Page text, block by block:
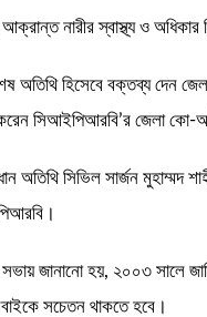
আক্রান্ত নারীর স্বাস্থ্য ও
অতিথি হিসেবে বক্তব্য দেন
সিআইপিআরবি’র জেলা কো-
অতিথি সিভিল সার্জন মুহাম্মদ
জানানো হয়, ২০০৩ সালে
সচেতন থাকতে হবে।